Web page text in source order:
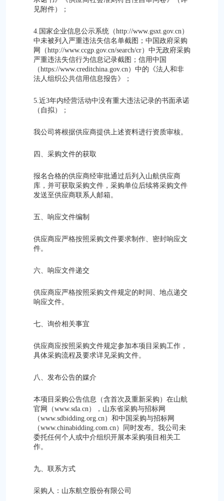
见附件）；
4.国家企业信息公示系统（http://www.gsxt.gov.cn）
中未被列入严重违法失信名单截图；中国政府采购
网（http://www.ccgp.gov.cn/search/cr）中无政府采购
严重违法失信行为信息记录截图；信用中国
（https://www.creditchina.gov.cn）中的《法人和非
法人组织公共信用信息报告》；
5.近3年内经营活动中没有重大违法记录的书面承诺
（自拟）；
我公司将根据供应商提供上述资料进行资质审核。
四、采购文件的获取
报名合格的供应商经审批通过后列入山航供应商
库，并可获取采购文件，采购单位后续将采购文件
发送至供应商联系人邮箱。
五、响应文件编制
供应商应严格按照采购文件要求制作、密封响应文
件。
六、响应文件递交
供应商应严格按照采购文件规定的时间、地点递交
响应文件。
七、询价相关事宜
供应商应按照采购文件规定参加本项目采购工作，
具体采购流程及要求详见采购文件。
八、发布公告的媒介
本项目采购公告信息（含首次及重新采购）在山航
官网（www.sda.cn），山东省采购与招标网
（www.sdbidding.org.cn）和中国采购与招标网
（www.chinabidding.com.cn）同时发布。我公司未
委托任何个人或中介组织开展本采购项目相关工
作。
九、联系方式
采购人：山东航空股份有限公司